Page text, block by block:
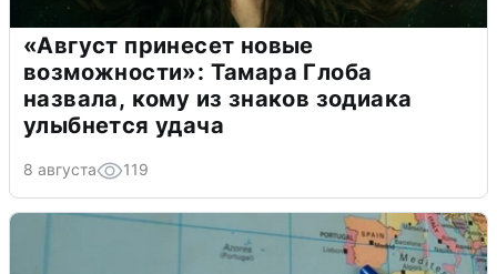
«Август принесет новые
возможности»: Тамара Глоба
назвала, кому из знаков зодиака
улыбнется удача
8 августа 119